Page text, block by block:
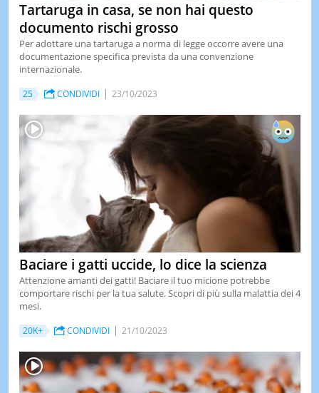
Tartaruga in casa, se non hai questo
documento rischi grosso
Per adottare una tartaruga a norma di legge occorre avere una
documentazione specifica prevista da una convenzione
internazionale.
25 CONDIVIDI 23/10/2023
Baciare i gatti uccide, lo dice la scienza
Attenzione amanti dei gatti! Baciare il tuo micione potrebbe
comportare rischi per la tua salute. Scopri di più sulla malattia dei 4
mesi.
20K+ CONDIVIDI 21/10/2023